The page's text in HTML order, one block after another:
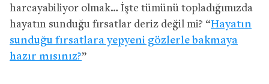
harcayabiliyor olmak… İşte tümünü topladığımızda
hayatın sunduğu fırsatlar deriz değil mi? “Hayatın
sunduğu fırsatlara yepyeni gözlerle bakmaya
hazır mısınız?”